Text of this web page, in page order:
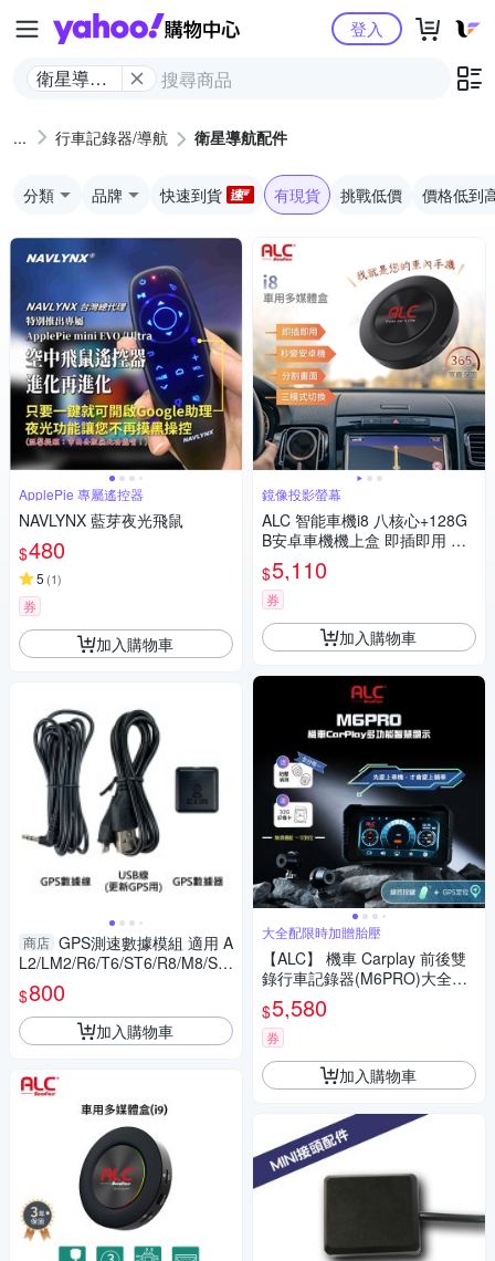
Yahoo購物中心
衛星導航
登入
行車記錄器/導航 衛星導航配件
分類 品牌 快速到貨 有現貨 挑戰低價 價格低到
ApplePie 專屬遙控器
NAVLYNX 藍芽夜光飛鼠
$480
5 (1)
券
加入購物車
商店 GPS測速數據模組 適用 A
L2/LM2/R6/T6/ST6/R8/M8/S8/
X2/M2/S2/AL5/LM5
$800
加入購物車
鏡像投影螢幕
ALC 智能車機i8 八核心+128G
B安卓車機機上盒 即插即用 秒
變安卓機
$5,110
券
加入購物車
大全配限時加贈胎壓
【ALC】 機車 Carplay 前後雙
錄行車記錄器(M6PRO)大全配
再加贈胎壓-加贈32G
$5,580
券
加入購物車